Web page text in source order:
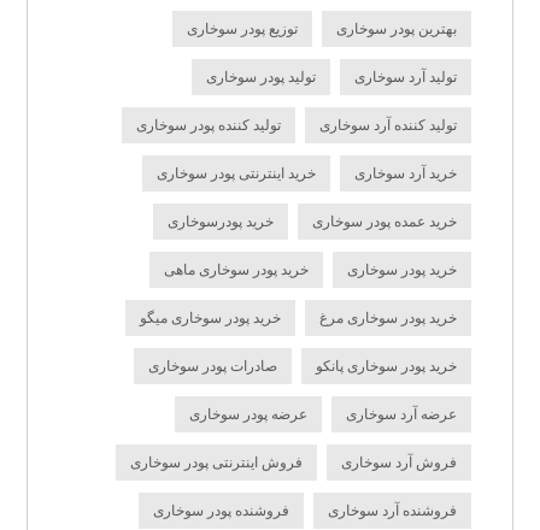
بهترین پودر سوخاری توزیع پودر سوخاری
تولید آرد سوخاری تولید پودر سوخاری
تولید کننده آرد سوخاری تولید کننده پودر سوخاری
خرید آرد سوخاری خرید اینترنتی پودر سوخاری
خرید عمده پودر سوخاری خرید پودرسوخاری
خرید پودر سوخاری خرید پودر سوخاری ماهی
خرید پودر سوخاری مرغ خرید پودر سوخاری میگو
خرید پودر سوخاری پانکو صادرات پودر سوخاری
عرضه آرد سوخاری عرضه پودر سوخاری
فروش آرد سوخاری فروش اینترنتی پودر سوخاری
فروشنده آرد سوخاری فروشنده پودر سوخاری